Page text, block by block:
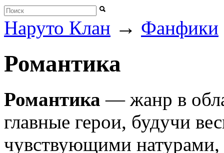
Наруто Клан → Фанфики
Романтика
Романтика — жанр в
главные герои, будучи
чувствующими